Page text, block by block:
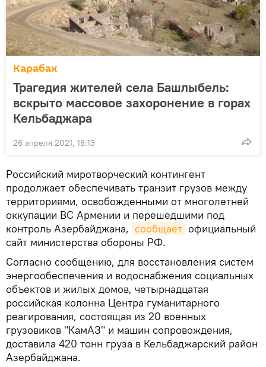
Карабах
Трагедия жителей села Башлыбель:
вскрыто массовое захоронение в горах
Кельбаджара
26 апреля 2021, 18:13
Российский миротворческий контингент
продолжает обеспечивать транзит грузов между
территориями, освобожденными от многолетней
оккупации ВС Армении и перешедшими под
контроль Азербайджана, сообщает официальный
сайт министерства обороны РФ.
Согласно сообщению, для восстановления систем
энергообеспечения и водоснабжения социальных
объектов и жилых домов, четырнадцатая
российская колонна Центра гуманитарного
реагирования, состоящая из 20 военных
грузовиков "КамАЗ" и машин сопровождения,
доставила 420 тонн груза в Кельбаджарский район
Азербайджана.